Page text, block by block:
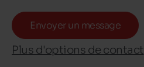
Envoyer un message
Plus d'options de contact